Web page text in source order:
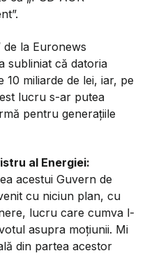
de la Euronews
subliniat că datoria
10 miliarde de lei, iar, pe
lucru s-ar putea
pentru generațiile
al Energiei:
acestui Guvern de
cu niciun plan, cu
lucru care cumva l-
asupra moțiunii. Mi
din partea acestor